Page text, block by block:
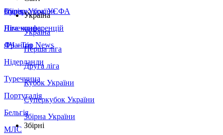
Збірна України
Італія
Німеччина
Франція
Нідерланди
Туреччина
Португалія
Бельгія
МЛС
Суперкубок УЄФА
Ліга конференцій
ЛЧ - Top News
Україна
Україна
Перша ліга
Друга ліга
Кубок України
Суперкубок України
Збірна України
Збірні